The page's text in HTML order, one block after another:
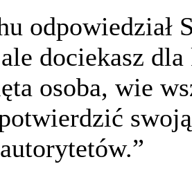
odpowiedział
dociekasz
osoba, wie